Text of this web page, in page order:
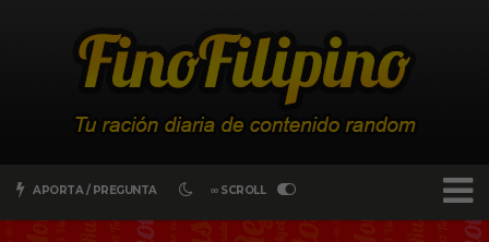
APORTA / PREGUNTA ∞ SCROLL